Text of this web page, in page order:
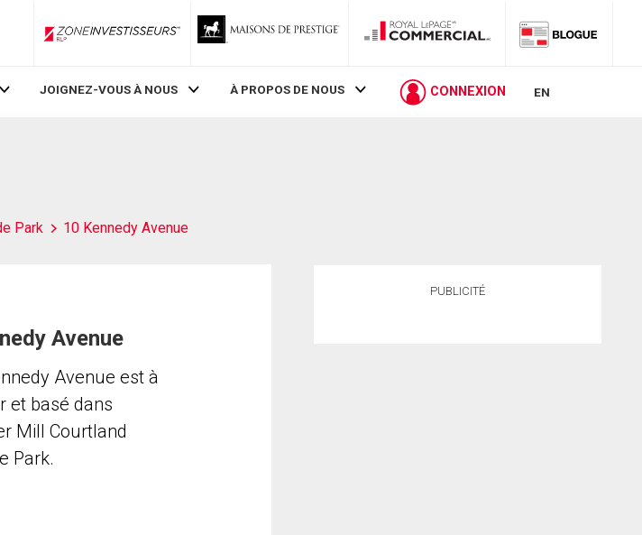
ZoneInvestisseurs RLP
JOIGNEZ-VOUS À NOUS À PROPOS DE NOUS CONNEXION EN
Park 10 Kennedy Avenue
Avenue
Avenue est à
et basé dans
Mill Courtland
Park.
PUBLICITÉ